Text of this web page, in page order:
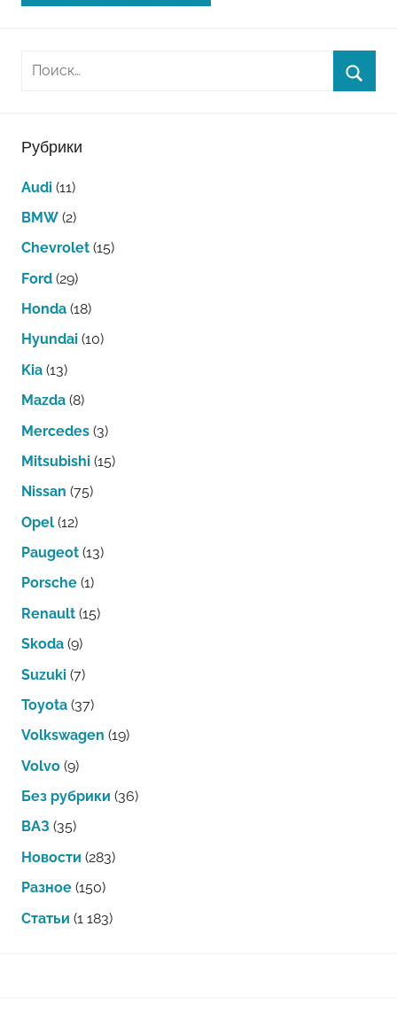
Рубрики
Audi (11)
BMW (2)
Chevrolet (15)
Ford (29)
Honda (18)
Hyundai (10)
Kia (13)
Mazda (8)
Mercedes (3)
Mitsubishi (15)
Nissan (75)
Opel (12)
Paugeot (13)
Porsche (1)
Renault (15)
Skoda (9)
Suzuki (7)
Toyota (37)
Volkswagen (19)
Volvo (9)
Без рубрики (36)
ВАЗ (35)
Новости (283)
Разное (150)
Статьи (1 183)